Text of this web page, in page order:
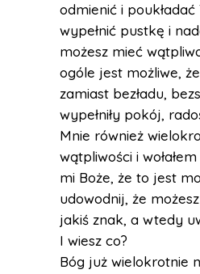
odmienić i poukładać
wypełnić pustkę i
możesz mieć
ogóle jest możliwe,
zamiast bezładu,
wypełniły pokój,
Mnie również
wątpliwości i
mi Boże, że to jest
udowodnij, że
jakiś znak, a wtedy
I wiesz co?
Bóg już wielokrotnie